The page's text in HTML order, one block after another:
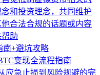
和投资理念，共同维护
合法合规的话题或内容
助
南+避坑攻略
变现全流程指南
应急止损到风险规避的完